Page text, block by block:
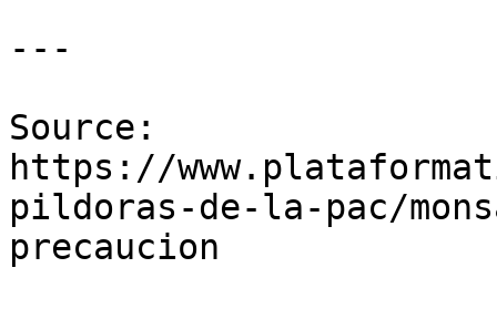
---
Source:
https://
pildoras-de-la-pac/